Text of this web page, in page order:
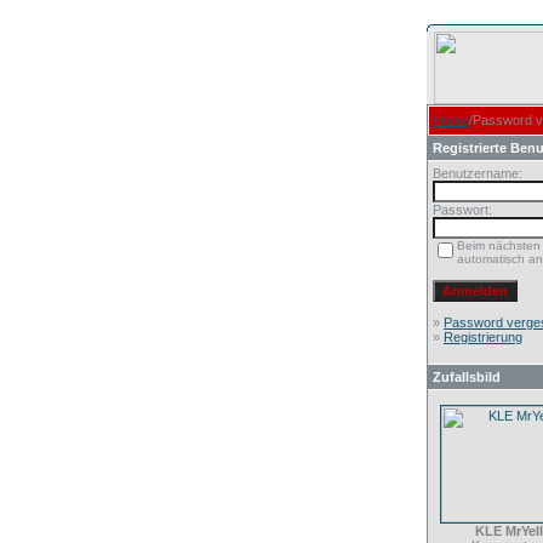
Home/Password
Registrierte
Benutzername:
Passwort:
Beim
automatisch
» Password
» Registrierung
Zufallsbild
KLE